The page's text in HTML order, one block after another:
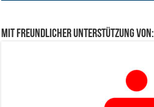
Mit freundlicher Unterstützung von: